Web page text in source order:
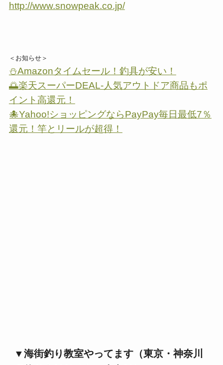
http://www.snowpeak.co.jp/
＜お知らせ＞
⛄Amazonタイムセール！釣具が安い！
🌅楽天スーパーDEAL-人気アウトドア商品もポ
イント高還元！
🐙Yahoo!ショッピングならPayPay毎日最低7％
還元！竿とリールが超得！
▼海街釣り教室やってます（東京・神奈川